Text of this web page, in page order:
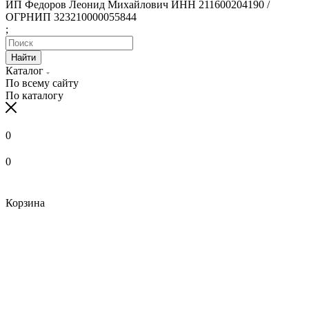
ИП Федоров Леонид Михайлович ИНН 211600204190 /
ОГРНИП 323210000055844
;
Найти
Каталог
По всему сайту
По каталогу
0
0
Корзина